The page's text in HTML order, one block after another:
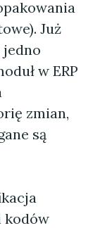
Już
w ERP
zmian,
są
kodów